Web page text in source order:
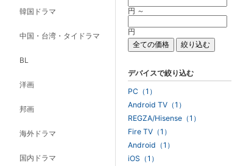
韓国ドラマ
中国・台湾・タイドラマ
BL
洋画
邦画
海外ドラマ
国内ドラマ
円 ～
円
デバイスで絞り込む
PC（1）
Android TV（1）
REGZA/Hisense（1）
Fire TV（1）
Android（1）
iOS（1）